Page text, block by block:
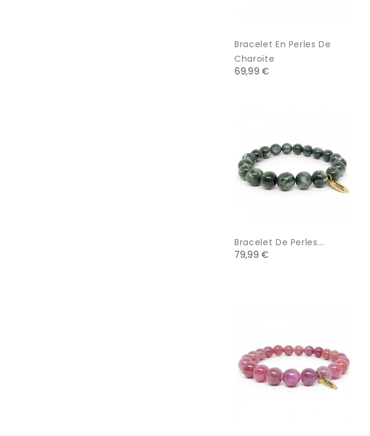
Bracelet En Perles De
Charoïte
69,99 €
Bracelet De Perles...
79,99 €